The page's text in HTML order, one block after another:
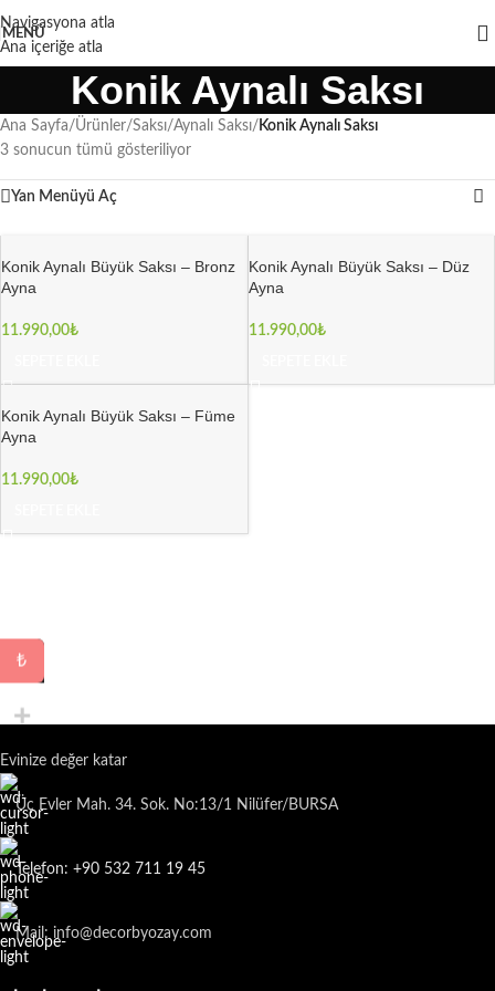
Navigasyona atla
Ana içeriğe atla
MENÜ
Konik Aynalı Saksı
Ana Sayfa/Ürünler/Saksı/Aynalı Saksı/ Konik Aynalı Saksı
3 sonucun tümü gösteriliyor
Yan Menüyü Aç
Konik Aynalı Büyük Saksı – Bronz
Ayna
11.990,00₺
Konik Aynalı Büyük Saksı – Düz
Ayna
11.990,00₺
Konik Aynalı Büyük Saksı – Füme
Ayna
11.990,00₺
Evinize değer katar
Üç Evler Mah. 34. Sok. No:13/1 Nilüfer/BURSA
Telefon: +90 532 711 19 45
Mail: info@decorbyozay.com
₺